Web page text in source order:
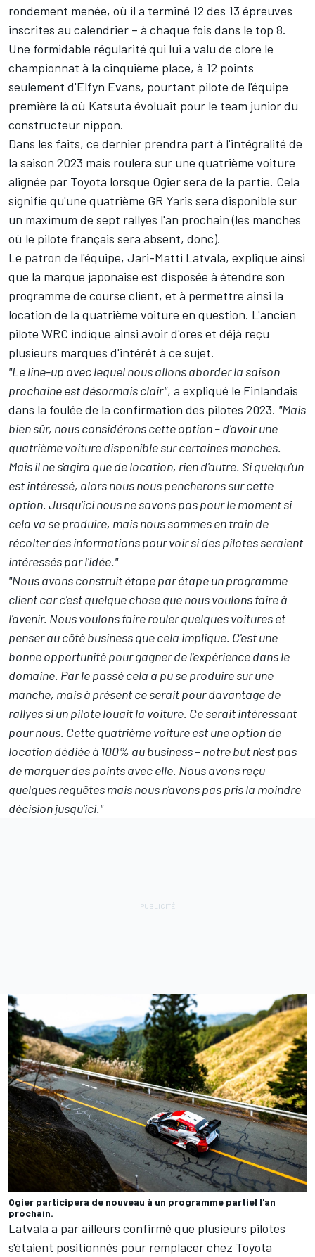
rondement menée, où il a terminé 12 des 13 épreuves
inscrites au calendrier – à chaque fois dans le top 8.
Une formidable régularité qui lui a valu de clore le
championnat à la cinquième place, à 12 points
seulement d'Elfyn Evans, pourtant pilote de l'équipe
première là où Katsuta évoluait pour le team junior du
constructeur nippon.
Dans les faits, ce dernier prendra part à l'intégralité de
la saison 2023 mais roulera sur une quatrième voiture
alignée par Toyota lorsque Ogier sera de la partie. Cela
signifie qu'une quatrième GR Yaris sera disponible sur
un maximum de sept rallyes l'an prochain (les manches
où le pilote français sera absent, donc).
Le patron de l'équipe, Jari-Matti Latvala, explique ainsi
que la marque japonaise est disposée à étendre son
programme de course client, et à permettre ainsi la
location de la quatrième voiture en question. L'ancien
pilote WRC indique ainsi avoir d'ores et déjà reçu
plusieurs marques d'intérêt à ce sujet.
"Le line-up avec lequel nous allons aborder la saison
prochaine est désormais clair", a expliqué le Finlandais
dans la foulée de la confirmation des pilotes 2023. "Mais
bien sûr, nous considérons cette option – d'avoir une
quatrième voiture disponible sur certaines manches.
Mais il ne s'agira que de location, rien d'autre. Si quelqu'un
est intéressé, alors nous nous pencherons sur cette
option. Jusqu'ici nous ne savons pas pour le moment si
cela va se produire, mais nous sommes en train de
récolter des informations pour voir si des pilotes seraient
intéressés par l'idée."
"Nous avons construit étape par étape un programme
client car c'est quelque chose que nous voulons faire à
l'avenir. Nous voulons faire rouler quelques voitures et
penser au côté business que cela implique. C'est une
bonne opportunité pour gagner de l'expérience dans le
domaine. Par le passé cela a pu se produire sur une
manche, mais à présent ce serait pour davantage de
rallyes si un pilote louait la voiture. Ce serait intéressant
pour nous. Cette quatrième voiture est une option de
location dédiée à 100% au business – notre but n'est pas
de marquer des points avec elle. Nous avons reçu
quelques requêtes mais nous n'avons pas pris la moindre
décision jusqu'ici."
Ogier participera de nouveau à un programme partiel l'an
prochain.
Latvala a par ailleurs confirmé que plusieurs pilotes
s'étaient positionnés pour remplacer chez Toyota